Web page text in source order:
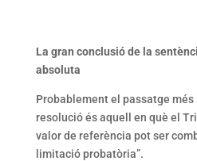
La gran conclusió de la
absoluta
Probablement el passatge
resolució és aquell en què el
valor de referència pot ser
limitació probatòria”.